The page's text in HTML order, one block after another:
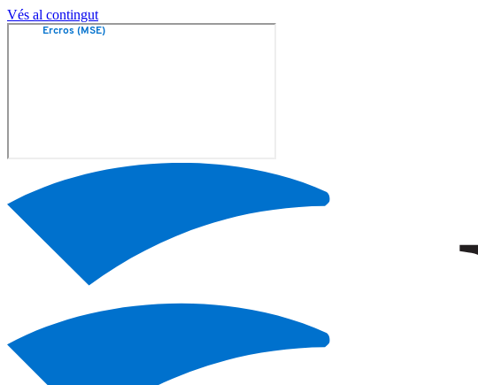
Vés al contingut